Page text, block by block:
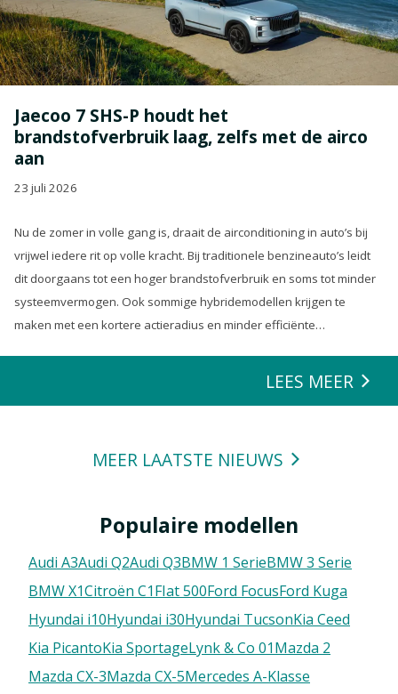
Jaecoo 7 SHS-P houdt het
brandstofverbruik laag, zelfs met de airco
aan
23 juli 2026
Nu de zomer in volle gang is, draait de airconditioning in auto’s bij
vrijwel iedere rit op volle kracht. Bij traditionele benzineauto’s leidt
dit doorgaans tot een hoger brandstofverbruik en soms tot minder
systeemvermogen. Ook sommige hybridemodellen krijgen te
maken met een kortere actieradius en minder efficiënte
LEES MEER
MEER LAATSTE NIEUWS
Populaire modellen
Audi A3Audi Q2Audi Q3BMW 1 SerieBMW 3 Serie
BMW X1Citroën C1FIat 500Ford FocusFord Kuga
Hyundai i10Hyundai i30Hyundai TucsonKia Ceed
Kia PicantoKia SportageLynk & Co 01Mazda 2
Mazda CX-3Mazda CX-5Mercedes A-Klasse